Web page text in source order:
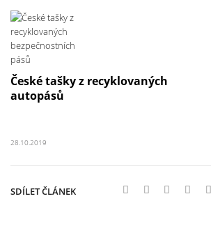
České tašky z recyklovaných
autopásů
28.10.2019
SDÍLET ČLÁNEK